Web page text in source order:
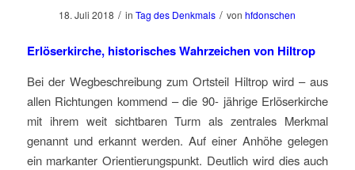
18. Juli 2018 / inTag des Denkmals / vonhfdonschen
Erlöserkirche, historisches Wahrzeichen von Hiltrop
Bei der Wegbeschreibung zum Ortsteil Hiltrop wird – aus
allen Richtungen kommend – die 90- jährige Erlöserkirche
mit ihrem weit sichtbaren Turm als zentrales Merkmal
genannt und erkannt werden. Auf einer Anhöhe gelegen
ein markanter Orientierungspunkt. Deutlich wird dies auch